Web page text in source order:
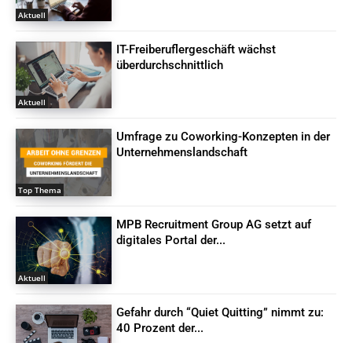
Aktuell
Aktuell
IT-Freiberuflergeschäft wächst
überdurchschnittlich
Top Thema
Umfrage zu Coworking-Konzepten in der
Unternehmenslandschaft
Aktuell
MPB Recruitment Group AG setzt auf
digitales Portal der...
Gefahr durch “Quiet Quitting” nimmt zu:
40 Prozent der...